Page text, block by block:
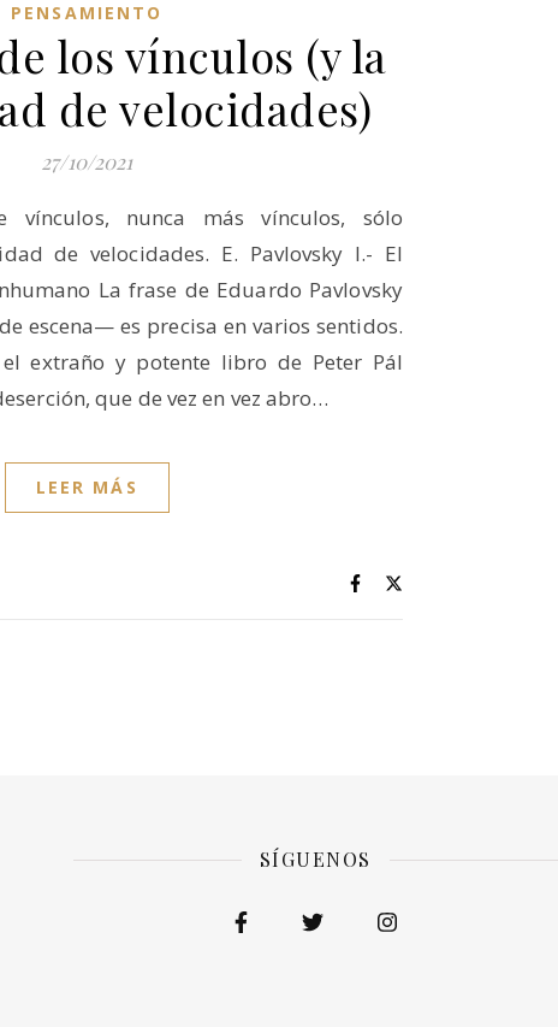
PENSAMIENTO
los vínculos (y la
de velocidades)
27/10/2021
vínculos, nunca más vínculos, sólo
de velocidades. E. Pavlovsky I.- El
La frase de Eduardo Pavlovsky
escena— es precisa en varios sentidos.
extraño y potente libro de Peter Pál
que de vez en vez abro…
LEER MÁS
SÍGUENOS